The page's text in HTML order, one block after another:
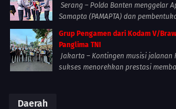
Serang – Polda Banten menggelar
Samapta (PAMAPTA) dan
Grup Pengamen dari Kodam V/
Panglima TNI
Jakarta – Kontingen musisi jalanan
sukses menorehkan prestasi
Daerah